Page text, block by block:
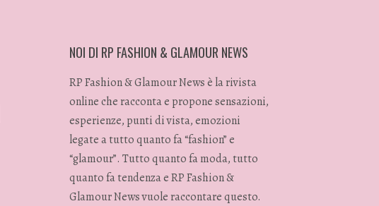
NOI DI RP FASHION & GLAMOUR NEWS
RP Fashion & Glamour News è la rivista
online che racconta e propone sensazioni,
esperienze, punti di vista, emozioni
legate a tutto quanto fa “fashion” e
“glamour”. Tutto quanto fa moda, tutto
quanto fa tendenza e RP Fashion &
Glamour News vuole raccontare questo.